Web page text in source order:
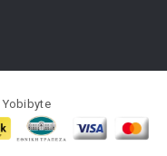
Yobibyte